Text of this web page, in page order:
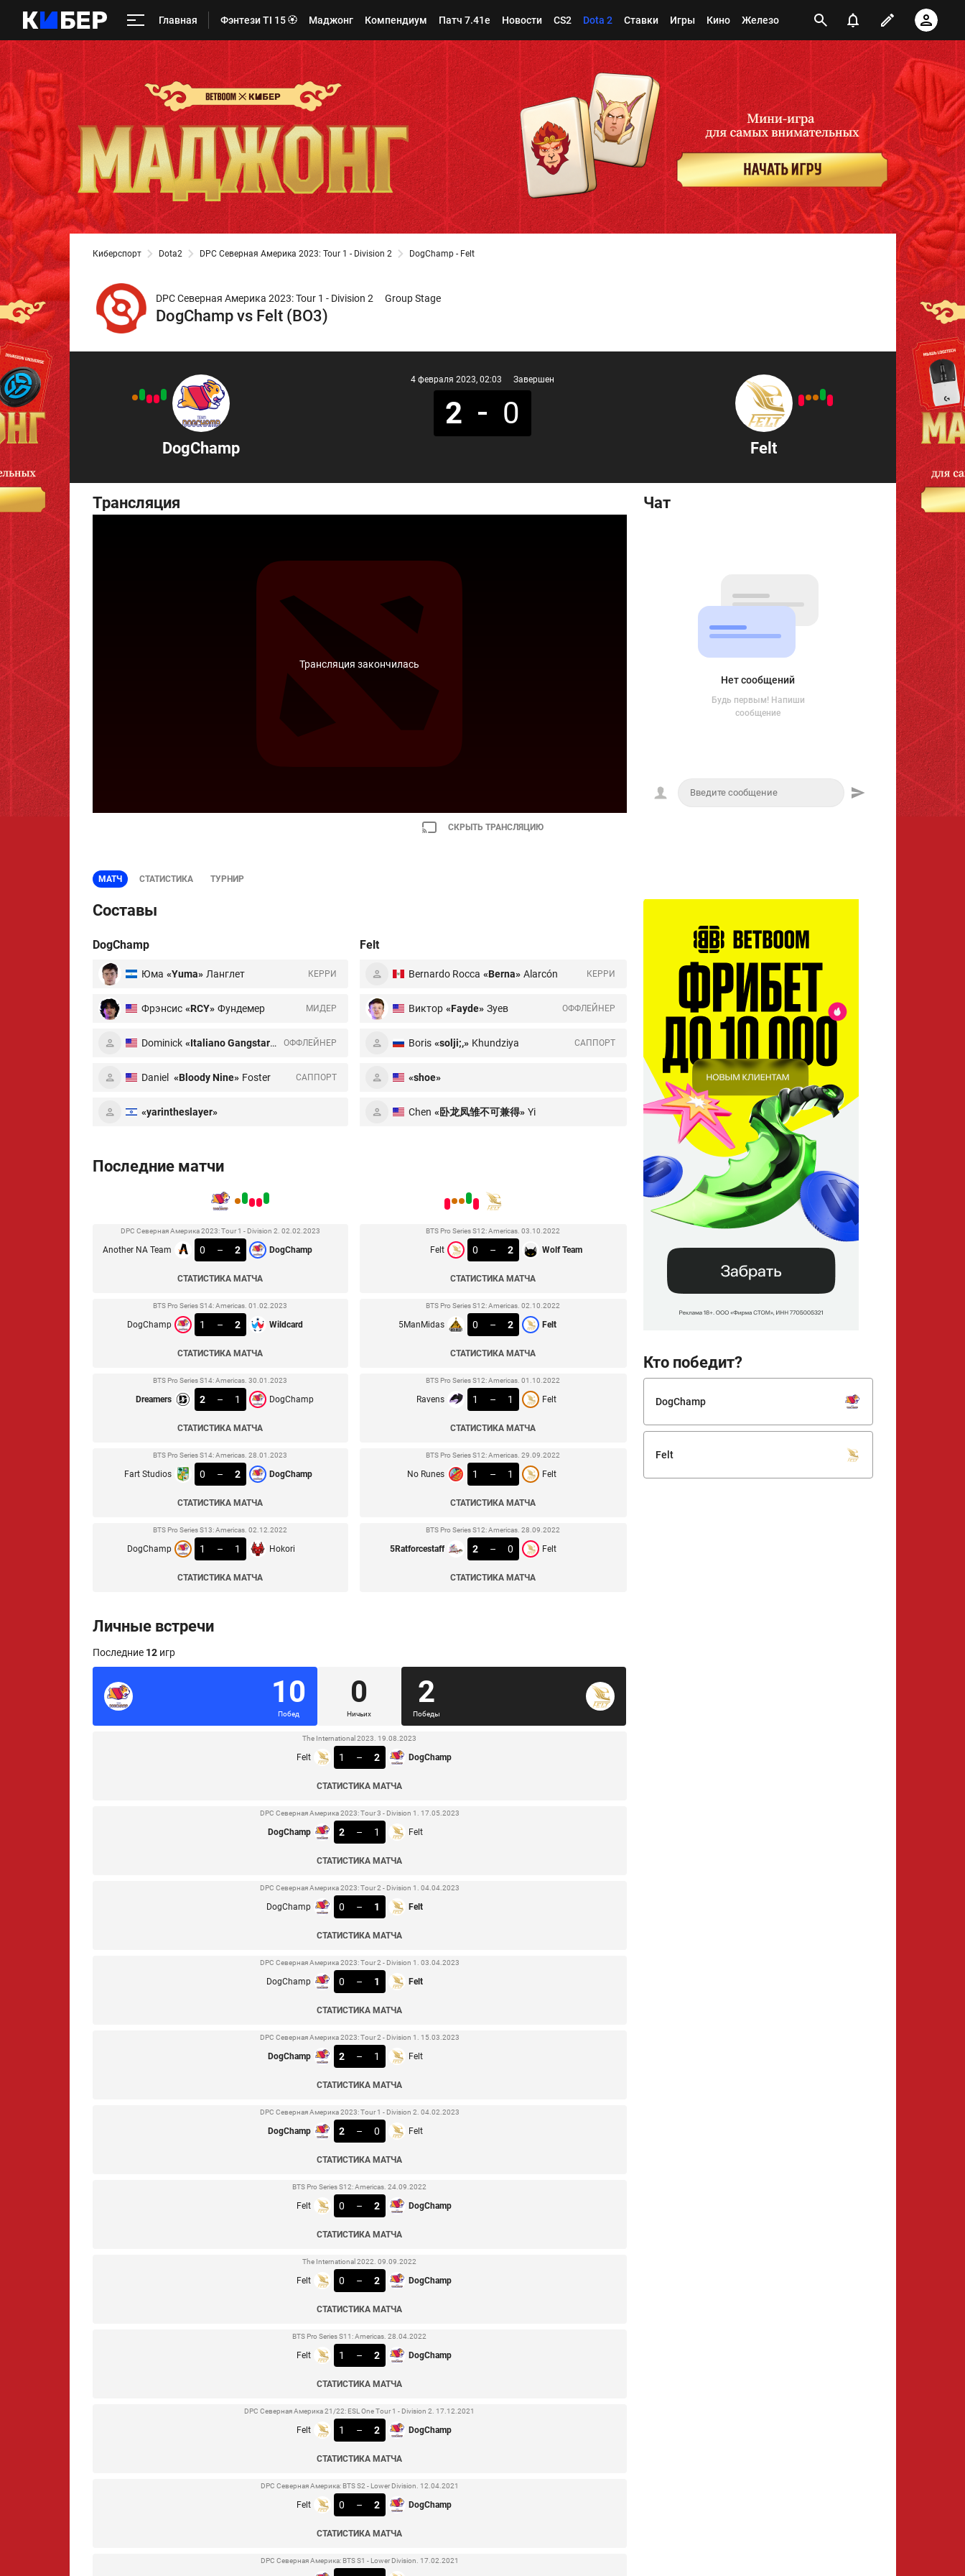
Главная Фэнтези TI 15 🏵️ Маджонг Компендиум Патч 7.41e Новости CS2 Dota 2 Ставки Игры Кино Железо
Киберспорт Dota2 DPC Северная Америка 2023: Tour 1 - Division 2 DogChamp - Felt
DPC Северная Америка 2023: Tour 1 - Division 2 Group Stage
DogChamp vs Felt (BO3)
DogChamp
4 февраля 2023, 02:03 Завершен
2 0
Felt
Чат
Нет сообщений
Будь первым! Напиши
сообщение
Трансляция
Трансляция закончилась
СКРЫТЬ ТРАНСЛЯЦИЮ
МАТЧ СТАТИСТИКА ТУРНИР
Кто победит?
DogChamp
Felt
Составы
DogChamp
Юма «Yuma» Ланглет КЕРРИ
Фрэнсис «RCY» Фундемер МИДЕР
Dominick «Italiano Gangstar» Modzelewski
ОФФЛЕЙНЕР
Daniel «Bloody Nine» Foster CАППОРТ
«yarintheslayer»
Felt
Bernardo Rocca «Berna» Alarcón КЕРРИ
Виктор «Fayde» Зуев ОФФЛЕЙНЕР
Boris «solji;,» Khundziya CАППОРТ
«shoe»
Chen «卧龙凤雏不可兼得» Yi
Последние матчи
DPC Северная Америка 2023: Tour 1 - Division 2. 02.02.2023
Another NA Team 0 – 2 DogChamp
СТАТИСТИКА МАТЧА
BTS Pro Series S14: Americas. 01.02.2023
DogChamp 1 – 2 Wildcard
СТАТИСТИКА МАТЧА
BTS Pro Series S14: Americas. 30.01.2023
Dreamers 2 – 1 DogChamp
СТАТИСТИКА МАТЧА
BTS Pro Series S14: Americas. 28.01.2023
Fart Studios 0 – 2 DogChamp
СТАТИСТИКА МАТЧА
BTS Pro Series S13: Americas. 02.12.2022
DogChamp 1 – 1 Hokori
СТАТИСТИКА МАТЧА
BTS Pro Series S12: Americas. 03.10.2022
Felt 0 – 2 Wolf Team
СТАТИСТИКА МАТЧА
BTS Pro Series S12: Americas. 02.10.2022
5ManMidas 0 – 2 Felt
СТАТИСТИКА МАТЧА
BTS Pro Series S12: Americas. 01.10.2022
Ravens 1 – 1 Felt
СТАТИСТИКА МАТЧА
BTS Pro Series S12: Americas. 29.09.2022
No Runes 1 – 1 Felt
СТАТИСТИКА МАТЧА
BTS Pro Series S12: Americas. 28.09.2022
5Ratforcestaff 2 – 0 Felt
СТАТИСТИКА МАТЧА
Личные встречи
Последние 12игр
10
Побед
0
Ничьих
2
Победы
The International 2023. 19.08.2023
Felt 1 – 2 DogChamp
СТАТИСТИКА МАТЧА
DPC Северная Америка 2023: Tour 3 - Division 1. 17.05.2023
DogChamp 2 – 1 Felt
СТАТИСТИКА МАТЧА
DPC Северная Америка 2023: Tour 2 - Division 1. 04.04.2023
DogChamp 0 – 1 Felt
СТАТИСТИКА МАТЧА
DPC Северная Америка 2023: Tour 2 - Division 1. 03.04.2023
DogChamp 0 – 1 Felt
СТАТИСТИКА МАТЧА
DPC Северная Америка 2023: Tour 2 - Division 1. 15.03.2023
DogChamp 2 – 1 Felt
СТАТИСТИКА МАТЧА
DPC Северная Америка 2023: Tour 1 - Division 2. 04.02.2023
DogChamp 2 – 0 Felt
СТАТИСТИКА МАТЧА
BTS Pro Series S12: Americas. 24.09.2022
Felt 0 – 2 DogChamp
СТАТИСТИКА МАТЧА
The International 2022. 09.09.2022
Felt 0 – 2 DogChamp
СТАТИСТИКА МАТЧА
BTS Pro Series S11: Americas. 28.04.2022
Felt 1 – 2 DogChamp
СТАТИСТИКА МАТЧА
DPC Северная Америка 21/22: ESL One Tour 1 - Division 2. 17.12.2021
Felt 1 – 2 DogChamp
СТАТИСТИКА МАТЧА
DPC Северная Америка: BTS S2 - Lower Division. 12.04.2021
Felt 0 – 2 DogChamp
СТАТИСТИКА МАТЧА
DPC Северная Америка: BTS S1 - Lower Division. 17.02.2021